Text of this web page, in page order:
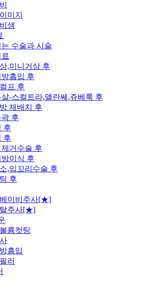
미지
생
수술과 시술
,미니거상 후
흡입 후
프 후
-스컬트라,앨란쎄,쥬베룩 후
재배치 후
후
후
후
거수술 후
이식 후
,입꼬리수술 후
후
이비주사[★]
주사[★]
륨컷팅
흡입
러